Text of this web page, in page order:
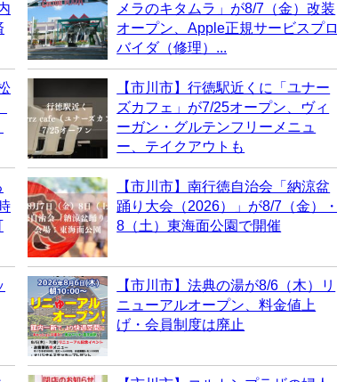
メラのキタムラ」が8/7（金）改装
オープン、Apple正規サービスプロ
バイダ（修理）...
【市川市】行徳駅近くに「ユナー
ズカフェ」が7/25オープン、ヴィ
ーガン・グルテンフリーメニュ
ー、テイクアウトも
【市川市】南行徳自治会「納涼盆
踊り大会（2026）」が8/7（金）・
8（土）東海面公園で開催
【市川市】法典の湯が8/6（木）リ
ニューアルオープン、料金値上
げ・会員制度は廃止